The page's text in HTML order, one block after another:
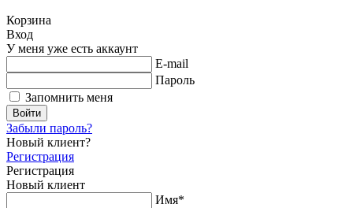
Корзина
Вход
У меня уже есть аккаунт
E-mail
Пароль
Запомнить меня
Войти
Забыли пароль?
Новый клиент?
Регистрация
Регистрация
Новый клиент
Имя*